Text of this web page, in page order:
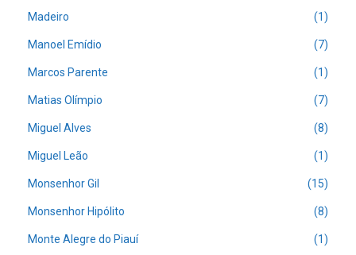
Madeiro (1)
Manoel Emídio (7)
Marcos Parente (1)
Matias Olímpio (7)
Miguel Alves (8)
Miguel Leão (1)
Monsenhor Gil (15)
Monsenhor Hipólito (8)
Monte Alegre do Piauí (1)